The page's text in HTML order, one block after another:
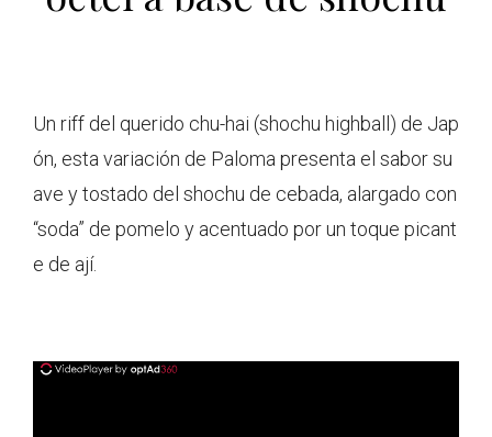
Un riff del querido chu-hai (shochu highball) de Jap
ón, esta variación de Paloma presenta el sabor su
ave y tostado del shochu de cebada, alargado con
“soda” de pomelo y acentuado por un toque picant
e de ají.